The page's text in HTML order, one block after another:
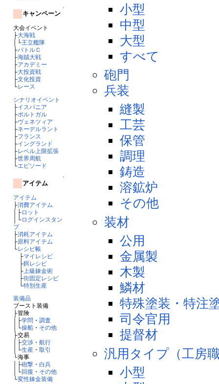
↑
キャンペーン
大会イベント
├大海戦
│└王立艦隊
├バトルＣ
├海賊大戦
├アカデミー
├大投資戦
├文化投資
└レース
シナリオイベント
├イスパニア
├ポルトガル
├ヴェネツィア
├ネーデルラント
├フランス
├イングランド
├レベル上限拡張
├世界周航
└エピソード
↑
アイテム
アイテム
├消費アイテム
│├ロット
│└ログインスタン
プ
├消耗アイテム
├原料アイテム
└レシピ帳
├マイレシピ
├餌レシピ
├上級錬金術
├街固定レシピ
└特別生産
装備品
ブースト装備
├冒険
│├学問 ・ 調査
│└操船・ その他
├交易
│├交渉・ 航行
│└生産・ 取引
└海事
│├砲撃・ 白兵
│└回復 ・ その他
└変性錬金装備
小型
中型
大型
すべて
砲門
兵装
縫製
工芸
保管
調理
鋳造
溶鉱炉
その他
装材
公用
金属製
木製
鱗材
特殊塗装・特注
司令官用
提督材
汎用タイプ（工房
小型